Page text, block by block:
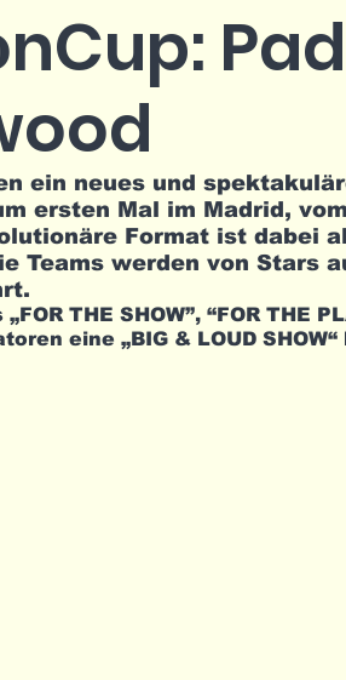
ein neues und
ersten Mal im Madrid,
Format ist dabei
Teams werden von Stars
THE SHOW”, “FOR THE
eine „BIG & LOUD